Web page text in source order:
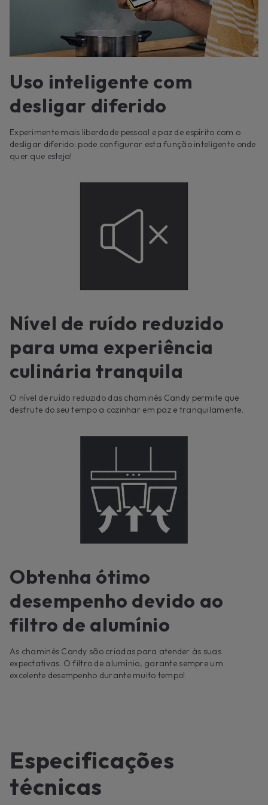
Uso inteligente com
desligar diferido
Experimente mais liberdade pessoal e paz de espírito com o
desligar diferido: pode configurar esta função inteligente onde
quer que esteja!
Nível de ruído reduzido
para uma experiência
culinária tranquila
O nível de ruído reduzido das chaminés Candy permite que
desfrute do seu tempo a cozinhar em paz e tranquilamente.
Obtenha ótimo
desempenho devido ao
filtro de alumínio
As chaminés Candy são criadas para atender às suas
expectativas. O filtro de alumínio, garante sempre um
excelente desempenho durante muito tempo!
Especificações
técnicas